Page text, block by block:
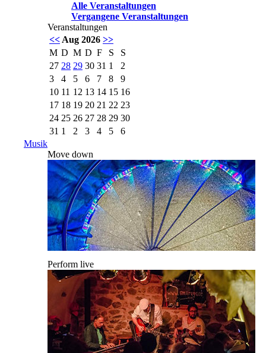
Alle Veranstaltungen
Vergangene Veranstaltungen
Veranstaltungen
<< Aug 2026 >>
M D M D F S
S
27 28 29 30 31 1
2
3
4 5 6 7 8
9
10 11 12 13 14 15 16
17 18 19 20 21 22 23
24 25 26 27 28 29 30
31 1 2 3 4 5
6
Musik
Move down
Perform live